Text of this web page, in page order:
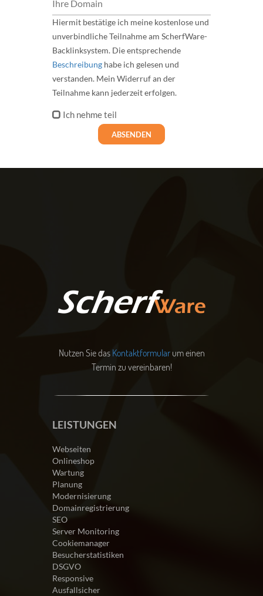
Hiermit bestätige ich meine kostenlose und
unverbindliche Teilnahme am ScherfWare-
Backlinksystem. Die entsprechende
Beschreibung habe ich gelesen und
verstanden. Mein Widerruf an der
Teilnahme kann jederzeit erfolgen.
Ich nehme teil
ABSENDEN
Nutzen Sie dasKontaktformularum einen
Termin zu vereinbaren!
LEISTUNGEN
Webseiten
Onlineshop
Wartung
Planung
Modernisierung
Domainregistrierung
SEO
Server Monitoring
Cookiemanager
Besucherstatistiken
DSGVO
Responsive
Ausfallsicher